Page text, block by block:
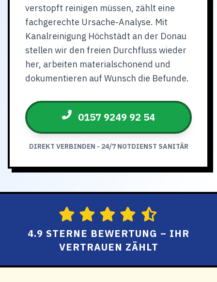
verstopft reinigen müssen, zählt eine
fachgerechte Ursache-Analyse. Mit
Kanalreinigung Höchstädt an der Donau
stellen wir den freien Durchfluss wieder
her, arbeiten materialschonend und
dokumentieren auf Wunsch die Befunde.
0157 9249 92 54
DIREKT VERBINDEN - 24/7 NOTDIENST SANITÄR
4.9 STERNE BEWERTUNG – IHR
VERTRAUEN ZÄHLT